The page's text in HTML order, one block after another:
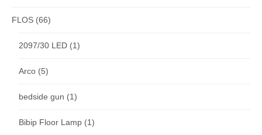
FLOS (66)
2097/30 LED (1)
Arco (5)
bedside gun (1)
Bibip Floor Lamp (1)